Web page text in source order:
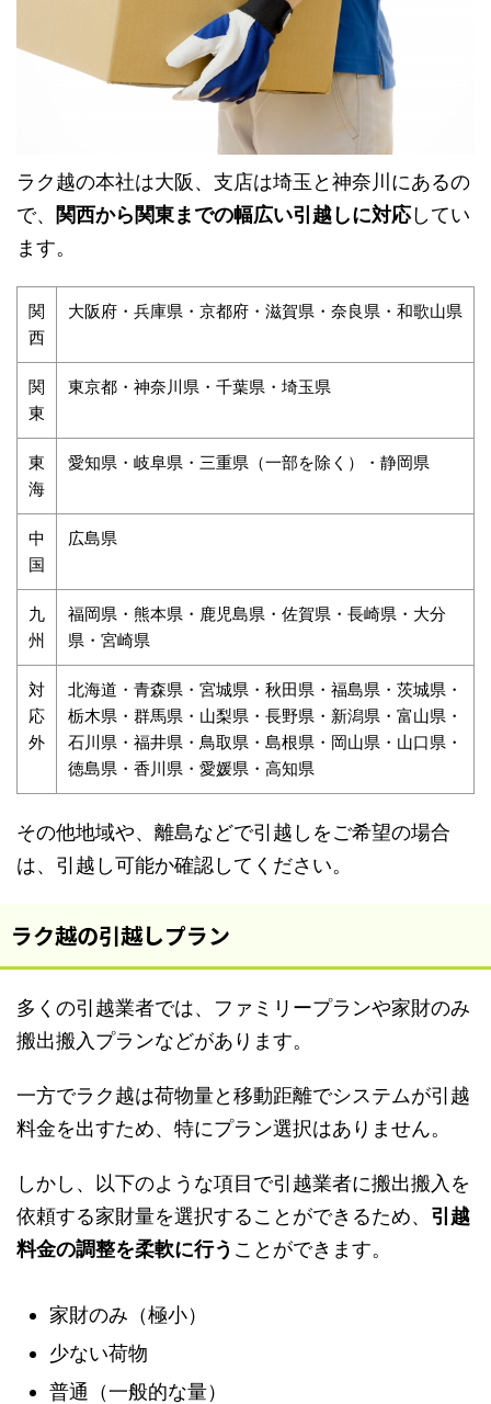
ラク越の本社は大阪、支店は埼玉と神奈川にあるの
で、 関西から関東までの幅広い引越しに対応してい
ます。
関
西
大阪府・兵庫県・京都府・滋賀県・奈良県・和歌山県
関
東
東京都・神奈川県・千葉県・埼玉県
東
海
愛知県・岐阜県・三重県（一部を除く）・静岡県
中
国
広島県
九
州
福岡県・熊本県・鹿児島県・佐賀県・長崎県・大分
県・宮崎県
対
応
外
北海道・青森県・宮城県・秋田県・福島県・茨城県・
栃木県・群馬県・山梨県・長野県・新潟県・富山県・
石川県・福井県・鳥取県・島根県・岡山県・山口県・
徳島県・香川県・愛媛県・高知県
その他地域や、離島などで引越しをご希望の場合
は、引越し可能か確認してください。
ラク越の引越しプラン
多くの引越業者では、ファミリープランや家財のみ
搬出搬入プランなどがあります。
一方でラク越は荷物量と移動距離でシステムが引越
料金を出すため、特にプラン選択はありません。
しかし、以下のような項目で引越業者に搬出搬入を
依頼する家財量を選択することができるため、 引越
料金の調整を柔軟に行う ことができます。
家財のみ（極小）
少ない荷物
普通（一般的な量）